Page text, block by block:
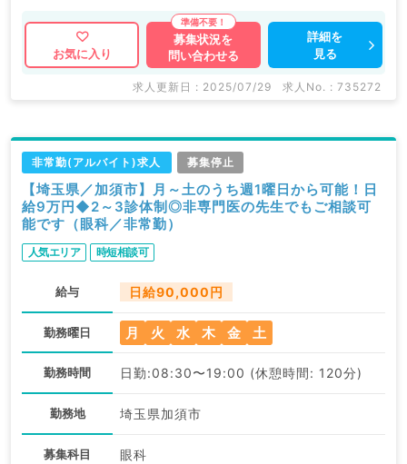
お気に入り
募集状況を
問い合わせる
詳細を
見る
求人更新日 : 2025/07/29 求人No. : 735272
非常勤(アルバイト)求人 募集停止
【埼玉県／加須市】月～土のうち週1曜日から可能！日
給9万円◆2～3診体制◎非専門医の先生でもご相談可
能です（眼科／非常勤）
人気エリア 時短相談可
給与 日給90,000円
勤務曜日 月 火 水 木 金 土
勤務時間 日勤:08:30〜19:00 (休憩時間: 120分)
勤務地 埼玉県加須市
募集科目 眼科